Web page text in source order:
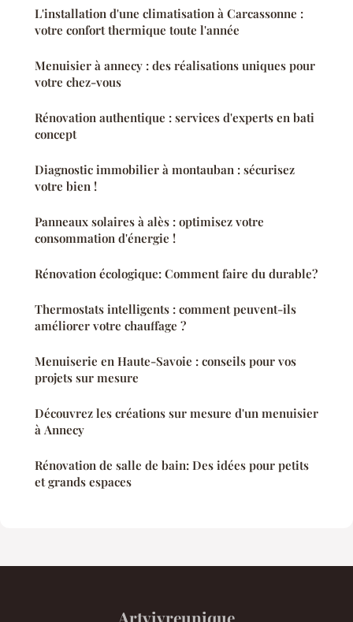
L'installation d'une climatisation à Carcassonne :
votre confort thermique toute l'année
Menuisier à annecy : des réalisations uniques pour
votre chez-vous
Rénovation authentique : services d'experts en bati
concept
Diagnostic immobilier à montauban : sécurisez
votre bien !
Panneaux solaires à alès : optimisez votre
consommation d'énergie !
Rénovation écologique: Comment faire du durable?
Thermostats intelligents : comment peuvent-ils
améliorer votre chauffage ?
Menuiserie en Haute-Savoie : conseils pour vos
projets sur mesure
Découvrez les créations sur mesure d'un menuisier
à Annecy
Rénovation de salle de bain: Des idées pour petits
et grands espaces
Artvivreunique